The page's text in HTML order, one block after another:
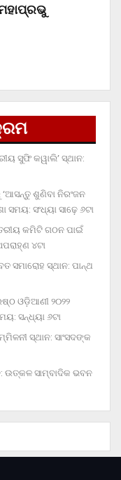
ସୁଫି କୱାଲି’ ସ୍ଥାନ:
ଶୁଣିବା ନିରଂଜନ
ସଂଧ୍ୟା ସାଢ଼େ ୬ଟା
କମିଟି ଗଠନ ପାଇଁ
୪ଟା
ସମାରୋହ ସ୍ଥାନ: ପାନ୍ଥ
ଓଡ଼ିଆଣୀ ୨୦୨୨
ସନ୍ଧ୍ୟା ୬ଟା
ସ୍ଥାନ: ସାଂସଦଙ୍କ
ଉତ୍କଳ ସାମ୍ବାଦିକ ଭବନ